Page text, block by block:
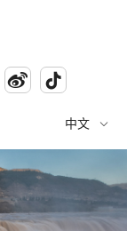
 
中文 